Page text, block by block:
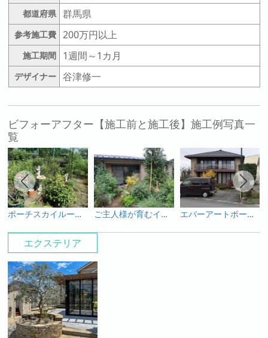
エクステリア
都道府県 群馬県
参考施工費 200万円以上
施工期間 1週間～1カ月
デザイナー 谷津修一
ビフォーアフター【施工前と施工後】施工例写真一
覧
ポーチスカイルーフから眺めるエレガントなお庭 ご主人様が育むイングリッシュガーデン エバーアートボードを使用したスタイリッシュな門袖